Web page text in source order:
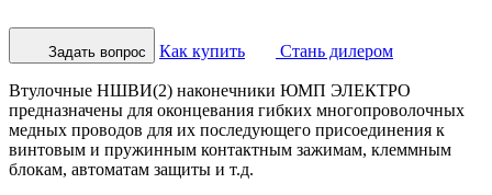
Задать вопрос Как купить Стань дилером
Втулочные НШВИ(2) наконечники ЮМП ЭЛЕКТРО
предназначены для оконцевания гибких многопроволочных
медных проводов для их последующего присоединения к
винтовым и пружинным контактным зажимам, клеммным
блокам, автоматам защиты и т.д.